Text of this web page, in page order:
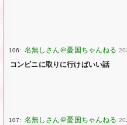
106:
コンビニに取りに行けばいい話
107: